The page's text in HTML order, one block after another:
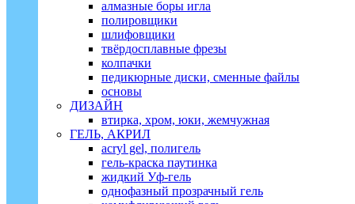
алмазные боры игла
полировщики
шлифовщики
твёрдосплавные фрезы
колпачки
педикюрные диски, сменные файлы
основы
ДИЗАЙН
втирка, хром, юки, жемчужная
ГЕЛЬ, АКРИЛ
acryl gel, полигель
гель-краска паутинка
жидкий Уф-гель
однофазный прозрачный гель